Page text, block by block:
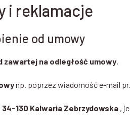
i reklamacje
od umowy
zawartej na odległość umowy.
np. poprzez wiadomość e-mail
130 Kalwaria Zebrzydowska ,